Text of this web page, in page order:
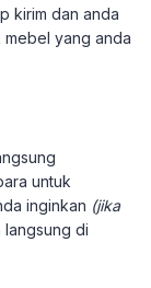
kirim dan anda
yang anda
untuk
inginkan (jika
langsung di